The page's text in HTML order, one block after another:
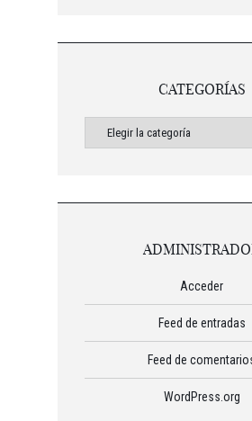
CATEGORÍAS
Acceder
Feed de entradas
Feed de
WordPress.org